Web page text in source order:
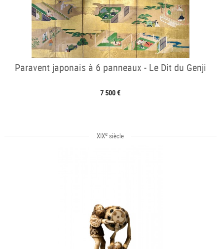
Paravent japonais à 6 panneaux - Le Dit du Genji
7 500 €
XIXe siècle